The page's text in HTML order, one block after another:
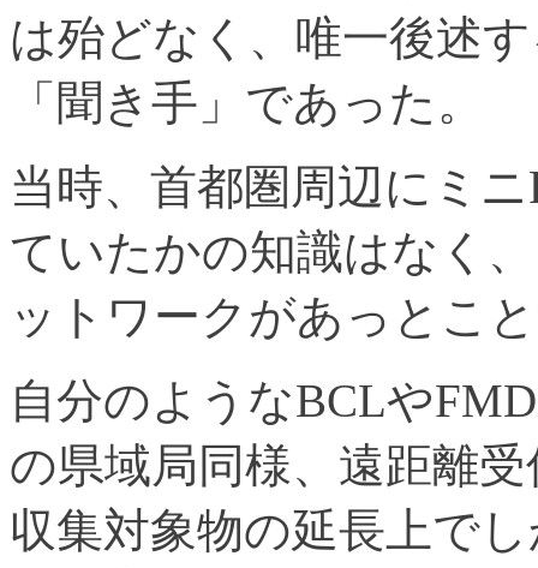
は殆どなく、唯一後述
「聞き手」であった。
当時、首都圏周辺にミ
ていたかの知識はなく
ットワークがあっとこ
自分のようなBCLや
の県域局同様、遠距離
収集対象物の延長上で